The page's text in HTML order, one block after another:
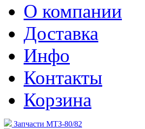
О компании
Доставка
Инфо
Контакты
Корзина
Запчасти МТЗ-80/82